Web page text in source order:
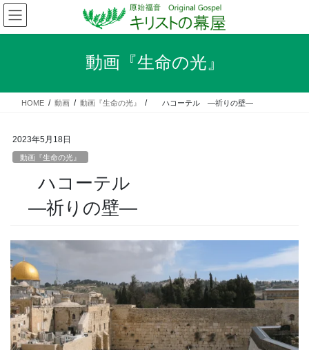
コ
ン
テ
ス
ナ
ビ
ゲ
ン
動画『生命の光』
HOME 動画 動画『生命の光』 ハコーテル ―祈りの壁―
2023年5月18日
動画『生命の光』
ハコーテル
―祈りの壁―